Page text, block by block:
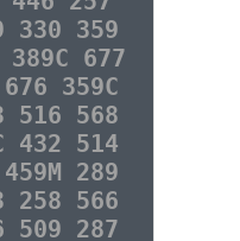
330 359
677
359C
516 568
432 514
289
258 566
509 287